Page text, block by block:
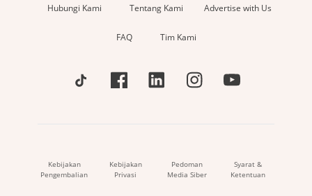
Hubungi Kami Tentang Kami Advertise with Us
FAQ Tim Kami
Kebijakan
Pengembalian
Kebijakan
Privasi
Pedoman
Media Siber
Syarat &
Ketentuan